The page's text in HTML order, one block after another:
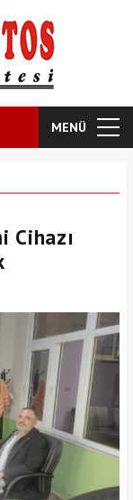
MENÜ
Cihazı